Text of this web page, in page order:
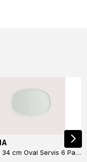
Hygge 34 cm Oval Servis 6 Parça